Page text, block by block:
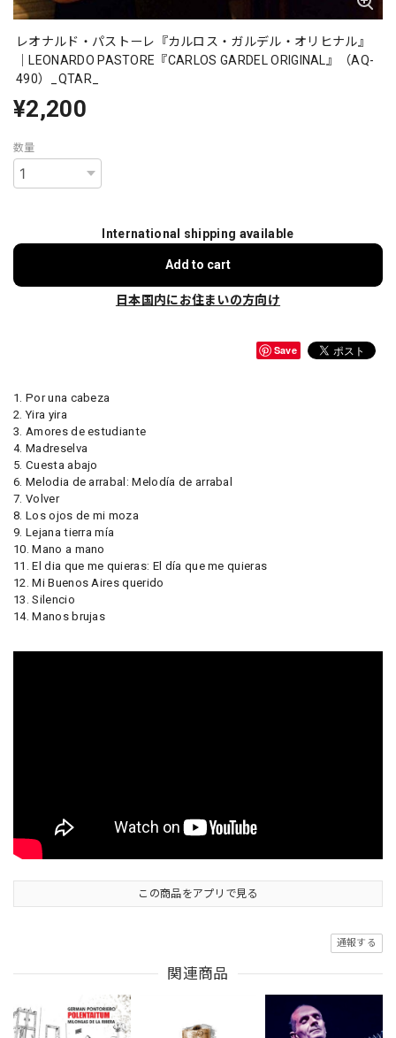
レオナルド・パストーレ『カルロス・ガルデル・オリヒナル』
｜LEONARDO PASTORE『CARLOS GARDEL ORIGINAL』（AQ-
490）_QTAR_
¥2,200
数量
International shipping available
Add to cart
日本国内にお住まいの方向け
Save
1. Por una cabeza
2. Yira yira
3. Amores de estudiante
4. Madreselva
5. Cuesta abajo
6. Melodia de arrabal: Melodía de arrabal
7. Volver
8. Los ojos de mi moza
9. Lejana tierra mía
10. Mano a mano
11. El dia que me quieras: El día que me quieras
12. Mi Buenos Aires querido
13. Silencio
14. Manos brujas
この商品をアプリで見る
通報する
関連商品